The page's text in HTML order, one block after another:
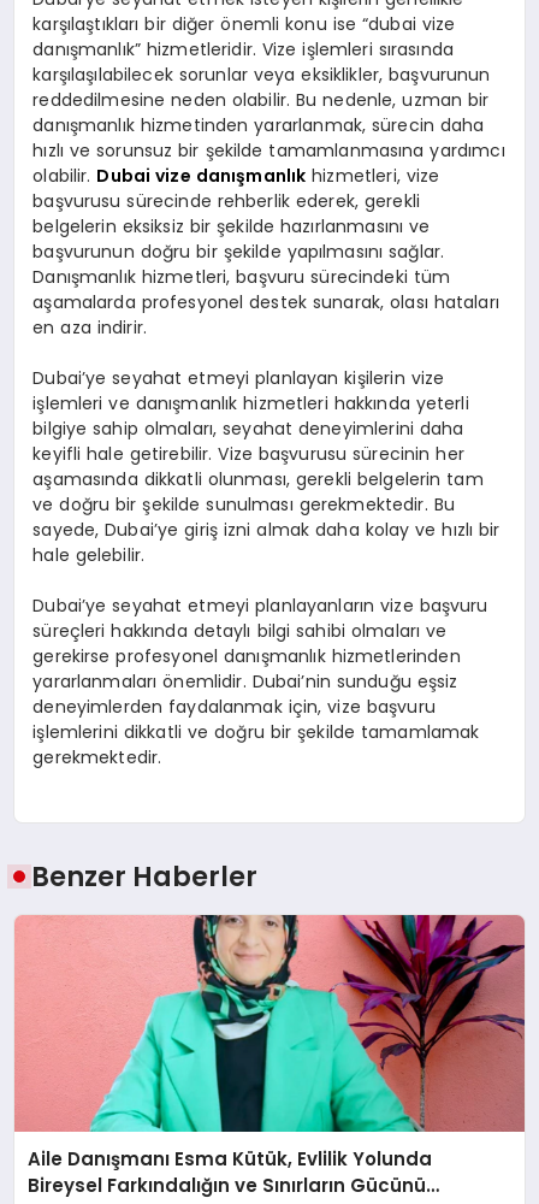
karşılaştıkları bir diğer önemli konu ise “dubai vize
danışmanlık” hizmetleridir. Vize işlemleri sırasında
karşılaşılabilecek sorunlar veya eksiklikler, başvurunun
reddedilmesine neden olabilir. Bu nedenle, uzman bir
danışmanlık hizmetinden yararlanmak, sürecin daha
hızlı ve sorunsuz bir şekilde tamamlanmasına yardımcı
olabilir. Dubai vize danışmanlık hizmetleri, vize
başvurusu sürecinde rehberlik ederek, gerekli
belgelerin eksiksiz bir şekilde hazırlanmasını ve
başvurunun doğru bir şekilde yapılmasını sağlar.
Danışmanlık hizmetleri, başvuru sürecindeki tüm
aşamalarda profesyonel destek sunarak, olası hataları
en aza indirir.
Dubai’ye seyahat etmeyi planlayan kişilerin vize
işlemleri ve danışmanlık hizmetleri hakkında yeterli
bilgiye sahip olmaları, seyahat deneyimlerini daha
keyifli hale getirebilir. Vize başvurusu sürecinin her
aşamasında dikkatli olunması, gerekli belgelerin tam
ve doğru bir şekilde sunulması gerekmektedir. Bu
sayede, Dubai’ye giriş izni almak daha kolay ve hızlı bir
hale gelebilir.
Dubai’ye seyahat etmeyi planlayanların vize başvuru
süreçleri hakkında detaylı bilgi sahibi olmaları ve
gerekirse profesyonel danışmanlık hizmetlerinden
yararlanmaları önemlidir. Dubai’nin sunduğu eşsiz
deneyimlerden faydalanmak için, vize başvuru
işlemlerini dikkatli ve doğru bir şekilde tamamlamak
gerekmektedir.
Benzer Haberler
Aile Danışmanı Esma Kütük, Evlilik Yolunda
Bireysel Farkındalığın ve Sınırların Gücünü